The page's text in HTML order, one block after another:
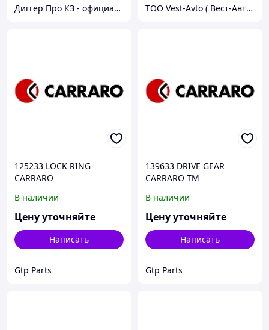
Диггер Про КЗ - официальный представитель CARRARO и DANA SPICER ТОО Vest-Avto ( Вест-Авто )
125233 LOCK RING
CARRARO
В наличии
Цену уточняйте
Написать
Gtp Parts
139633 DRIVE GEAR
CARRARO TM
В наличии
Цену уточняйте
Написать
Gtp Parts